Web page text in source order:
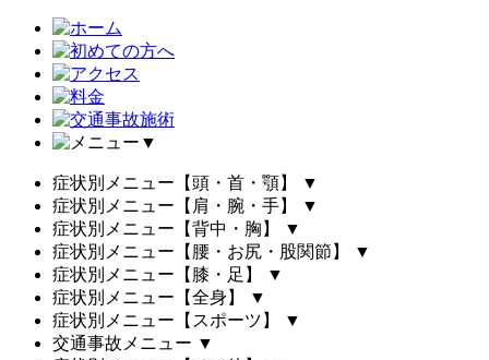
▼
症状別メニュー【頭・首・顎】
▼
症状別メニュー【肩・腕・手】
▼
症状別メニュー【背中・胸】
▼
症状別メニュー【腰・お尻・股関節】
▼
症状別メニュー【膝・足】
▼
症状別メニュー【全身】
▼
症状別メニュー【スポーツ】
▼
交通事故メニュー ▼